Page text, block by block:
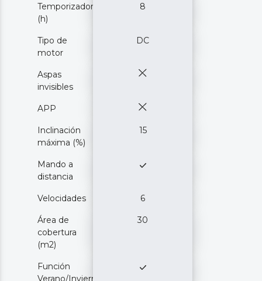
Temporizador
(h)
8
Tipo de
motor
DC
Aspas
invisibles
APP
Inclinación
máxima (%)
15
Mando a
distancia
Velocidades 6
Área de
cobertura
(m2)
30
Función
Verano/Invierno